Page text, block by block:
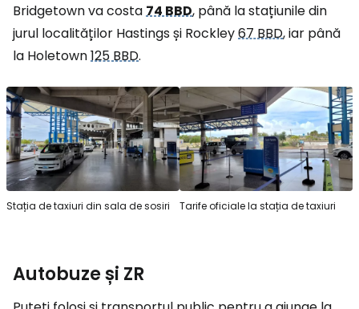
Bridgetown va costa74 BBD, până la stațiunile din
jurul localităților Hastings și Rockley67 BBD, iar până
la Holetown125 BBD.
Stația de taxiuri din sala de sosiri Tarife oficiale la stația de taxiuri
Autobuze și ZR